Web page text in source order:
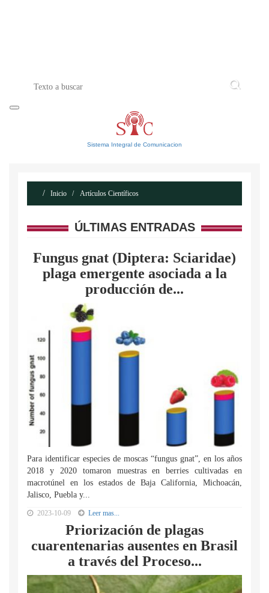
Sistema Integral de Comunicacion
Inicio Artículos Científicos
ÚLTIMAS ENTRADAS
Fungus gnat (Diptera: Sciaridae)
plaga emergente asociada a la
producción de...
Para identificar especies de moscas “fungus gnat”, en los años
2018 y 2020 tomaron muestras en berries cultivadas en
macrotúnel en los estados de Baja California, Michoacán,
Jalisco, Puebla y...
2023-10-09 Leer mas...
Priorización de plagas
cuarentenarias ausentes en Brasil
a través del Proceso...